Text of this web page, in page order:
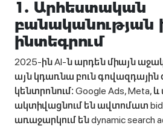
1. Արհեստական
բանականության
ինտեգրում
2025-ին AI-ն արդեն միայն
այն կդառնա բուն գովազդային
կենտրոնում։ Google Ads, Meta,
ակտիվացնում են ավտոմատ
առաջարկում են dynamic search